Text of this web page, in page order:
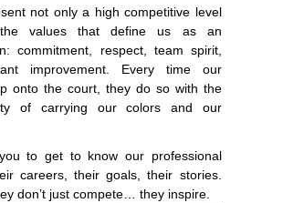
not only a high competitive level
values that define us as an
commitment, respect, team spirit,
improvement. Every time our
onto the court, they do so with the
of carrying our colors and our
to get to know our professional
careers, their goals, their stories.
don’t just compete… they inspire.